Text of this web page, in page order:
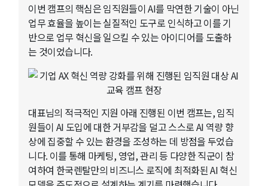
이번 캠프의 핵심은 임직원들이 AI를 막연한 기술이 아닌
업무 효율을 높이는 실질적인 도구로 인식하고 이를 기
반으로 업무 혁신을 일으킬 수 있는 아이디어를 도출하
는 것이었습니다.
대표님의 적극적인 지원 아래 진행된 이번 캠프는, 임직
원들이 AI 도입에 대한 거부감을 덜고 스스로 AI 역량 향
상에 집중할 수 있는 환경을 조성하는 데 방점을 두었습
니다. 이를 통해 마케팅, 영업, 관리 등 다양한 직군이 참
여하여 한국렌탈만의 비즈니스 로직에 최적화된 AI 혁신